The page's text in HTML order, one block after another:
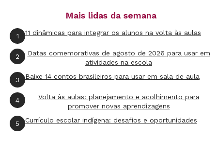
causais e práticas. Para que serve a higiene?
Por que os pássaros fazem ninhos? Qual a
relação entre nuvens e chuva?
Já a compreensão de ciclos naturais e seu
aproveitamento energético, de equipamentos
mecânicos e eletrônicos e sua forma operativa
e de matérias-primas e processos produtivos
Mais lidas da semana
1 11 dinâmicas para integrar os alunos na volta às aulas
2
Datas comemorativas de agosto de 2026 para usar em
atividades na escola
3 Baixe 14 contos brasileiros para usar em sala de aula
4
Volta às aulas: planejamento e acolhimento para
promover novas aprendizagens
5 Currículo escolar indígena: desafios e oportunidades